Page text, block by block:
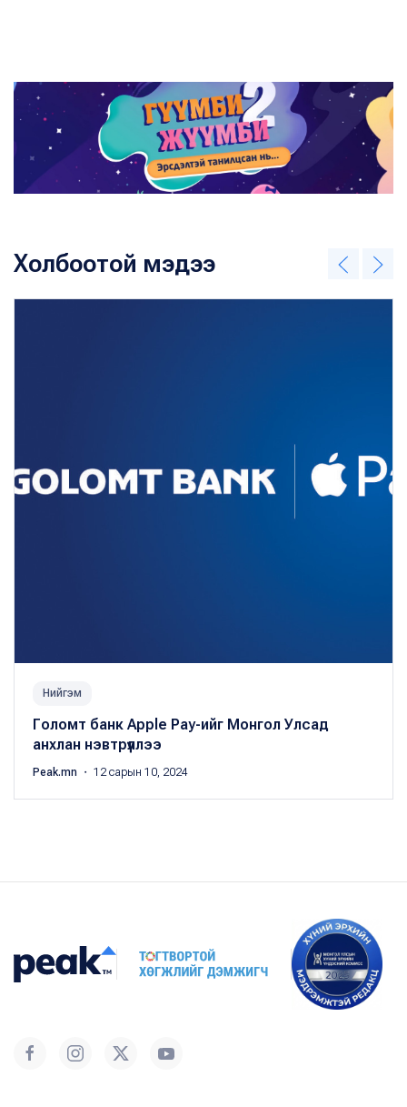
Холбоотой мэдээ
Нийгэм
Голомт банк Apple Pay-ийг Монгол Улсад
анхлан нэвтрүүллээ
Peak.mn ・ 12 сарын 10, 2024